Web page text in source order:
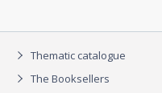
Thematic catalogue
The Booksellers